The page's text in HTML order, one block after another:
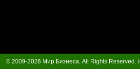
© 2009-2026 Мир Бизнеса. All Rights Reserved.